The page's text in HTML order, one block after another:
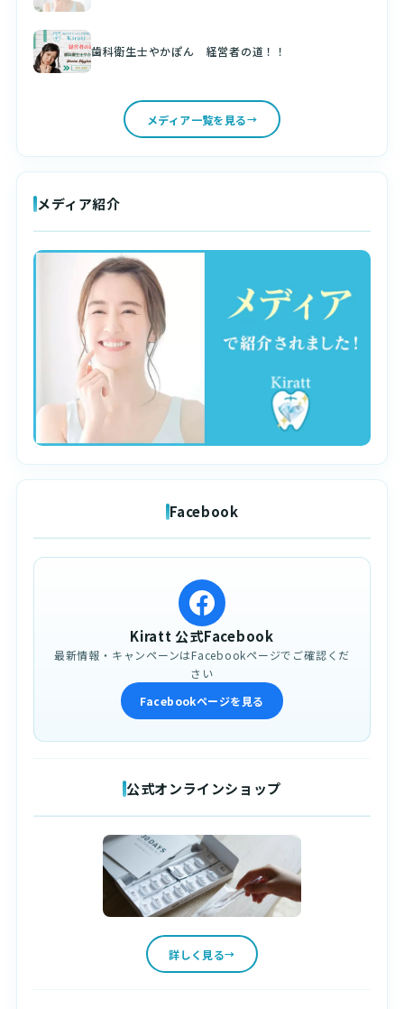
歯科衛生士やかぽん 経営者の道！！
メディア一覧を見る
メディア紹介
Facebook
Kiratt 公式Facebook
最新情報・キャンペーンはFacebookページでご確認くだ
さい
Facebookページを見る
公式オンラインショップ
詳しく見る